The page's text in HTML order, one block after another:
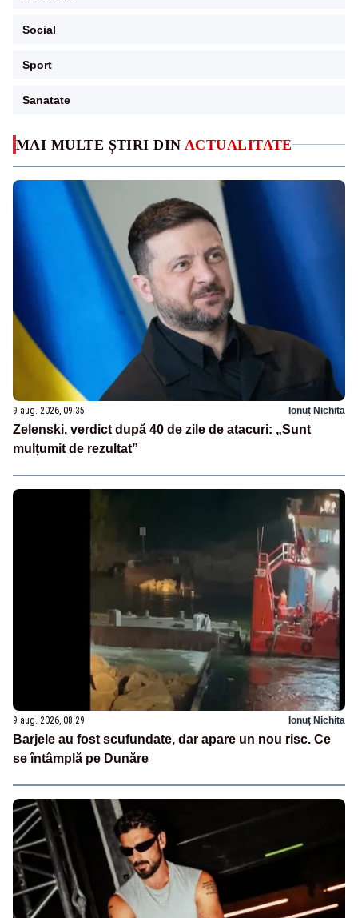
MAI MULTE ȘTIRI DIN ACTUALITATE
9 aug. 2026, 09:35 Ionuț Nichita
Zelenski, verdict după 40 de zile de atacuri: „Sunt
mulțumit de rezultat”
9 aug. 2026, 08:29 Ionuț Nichita
Barjele au fost scufundate, dar apare un nou risc. Ce
se întâmplă pe Dunăre
Social
Sport
Sanatate